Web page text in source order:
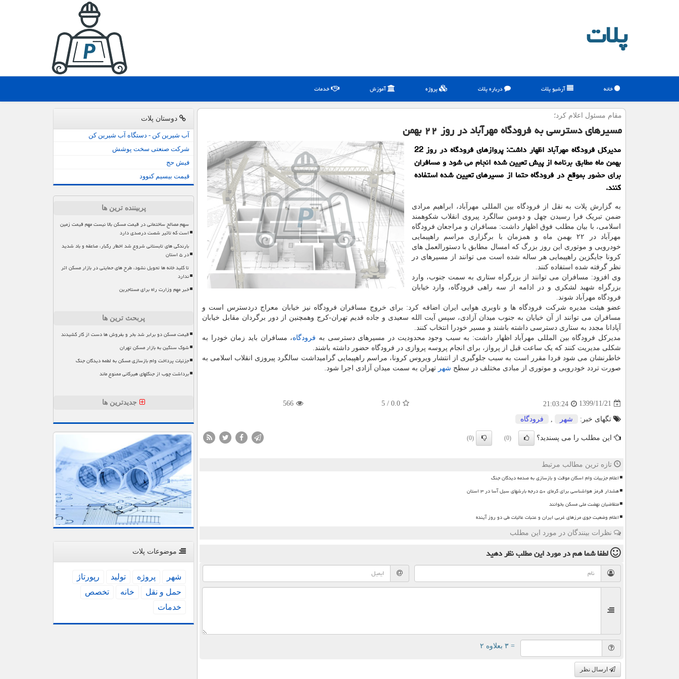
پلات
خانه آرشیو پلات درباره پلات پروژه آموزش خدمات
مقام مسئول اعلام كرد؛
مسیرهای دسترسی به فرودگاه مهرآباد در روز ۲۲ بهمن
مدیرکل فرودگاه مهرآباد اظهار داشت: پروازهای فرودگاه در روز 22
بهمن ماه مطابق برنامه از پیش تعیین شده انجام می شود و مسافران
برای حضور بموقع در فرودگاه حتما از مسیرهای تعیین شده استفاده
کنند.
به گزارش پلات به نقل از فرودگاه بین المللی مهرآباد، ابراهیم مرادی
ضمن تبریک فرا رسیدن چهل و دومین سالگرد پیروی انقلاب شکوهمند
اسلامی، با بیان مطلب فوق اظهار داشت: مسافران و مراجعان فرودگاه
مهرآباد در ۲۲ بهمن ماه و همزمان با برگزاری مراسم راهپیمایی
خودرویی و موتوری این روز بزرگ که امسال مطابق با دستورالعمل های
کرونا جایگزین راهپیمایی هر ساله شده است می توانند از مسیرهای در
نظر گرفته شده استفاده کنند.
وی افزود: مسافران می توانند از بزرگراه ستاری به سمت جنوب، وارد
بزرگراه شهید لشکری و در ادامه از سه راهی فرودگاه، وارد خیابان
فرودگاه مهرآباد شوند.
عضو هیئت مدیره شرکت فرودگاه ها و ناوبری هوایی ایران اضافه کرد: برای خروج مسافران فرودگاه نیز خیابان معراج دردسترس است و
مسافران می توانند از آن خیایان به جنوب میدان آزادی، سپس آیت الله سعیدی و جاده قدیم تهران-کرج وهمچنین از دور برگردان مقابل خیابان
آپادانا مجدد به ستاری دسترسی داشته باشند و مسیر خودرا انتخاب کنند.
مدیرکل فرودگاه بین المللی مهرآباد اظهار داشت: به سبب وجود محدودیت در مسیرهای دسترسی به فرودگاه، مسافران باید زمان خودرا به
شکلی مدیریت کنند که یک ساعت قبل از پرواز، برای انجام پروسه پروازی در فرودگاه حضور داشته باشند.
خاطرنشان می شود فردا مقرر است به سبب جلوگیری از انتشار ویروس کرونا، مراسم راهپیمایی گرامیداشت سالگرد پیروزی انقلاب اسلامی به
صورت تردد خودرویی و موتوری از مبادی مختلف در سطح شهر تهران به سمت میدان آزادی اجرا شود.
1399/11/21
21:03:24
0.0
/
5
566
تگهای خبر: شهر فرودگاه
این مطلب را می پسندید؟ (0)
(0)
تازه ترین مطالب مرتبط
اعلام جزییات وام اسکان موقت و بازسازی به صدمه دیدگان جنگ
هشدار قرمز هواشناسی برای گرمای ۵۰ درجه بارشهای سیل آسا در ۳ استان
متقاضیان نهضت ملی مسکن بخوانند
اعلام وضعیت جوی مرزهای غربی ایران و عتبات عالیات طی دو روز آینده
نظرات بینندگان در مورد این مطلب
لطفا شما همدر مورد این مطلبنظر دهید
= ۳ بعلاوه ۲
ارسال نظر
دوستان پلات
آب شیرین کن - دستگاه آب شیرین کن
شرکت صنعتی سخت پوشش
فیش حج
قیمت بیسیم کنوود
پربیننده ترین ها
سهم مصالح ساختمانی در قیمت مسکن بالا نیست مهم قیمت زمین
است که تاثیر شصت درصدی دارد
بارندگی های تابستانی شروع شد اخطار رگبار، صاعقه و باد شدید
در ۵ استان
تا کلید خانه ها تحویل نشود، طرح های حمایتی در بازار مسکن اثر
ندارد
خبر مهم وزارت راه برای مستاجرین
پربحث ترین ها
قیمت مسکن دو برابر شد بخر و بفروش ها دست از کار کشیدند
شوک سنگین به بازار مسکن تهران
جزئیات پرداخت وام بازسازی مسکن به لطمه دیدگان جنگ
برداشت چوب از جنگلهای هیرکانی ممنوع ماند
جدیدترین ها
موضوعات پلات
شهر پروژه تولید
رپورتاژ
حمل و نقل
خانه
تخصص
خدمات